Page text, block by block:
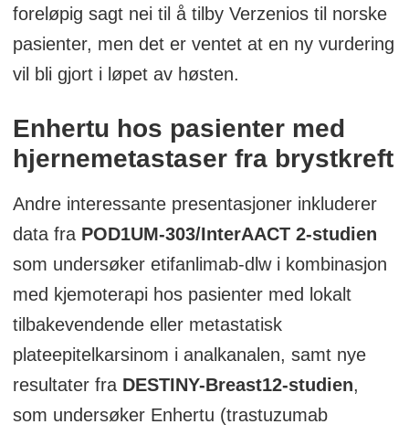
foreløpig sagt nei til å tilby Verzenios til norske
pasienter, men det er ventet at en ny vurdering
vil bli gjort i løpet av høsten.
Enhertu hos pasienter med
hjernemetastaser fra brystkreft
Andre interessante presentasjoner inkluderer
data fra POD1UM-303/InterAACT 2-studien
som undersøker etifanlimab-dlw i kombinasjon
med kjemoterapi hos pasienter med lokalt
tilbakevendende eller metastatisk
plateepitelkarsinom i analkanalen, samt nye
resultater fra DESTINY-Breast12-studien,
som undersøker Enhertu (trastuzumab